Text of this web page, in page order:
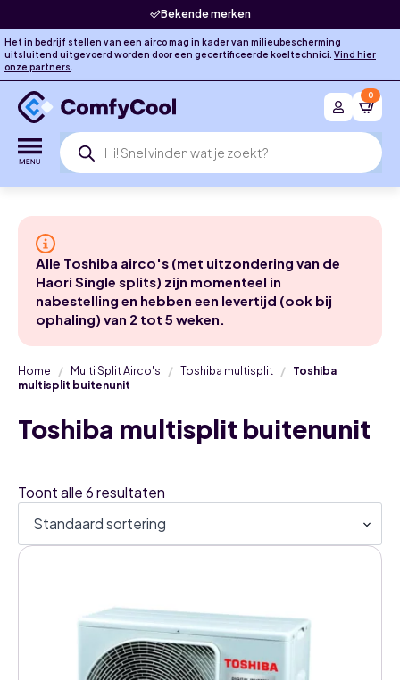
Bekende merken
Het in bedrijf stellen van een airco mag in kader van milieubescherming
uitsluitend uitgevoerd worden door een gecertificeerde koeltechnici. Vind hier
onze partners.
Producten
zoeken
0
Alle Toshiba airco's (met uitzondering van de
Haori Single splits) zijn momenteel in
nabestelling en hebben een levertijd (ook bij
ophaling) van 2 tot 5 weken.
Home Multi Split Airco's Toshiba multisplit
Toshiba
multisplit buitenunit
Toshiba multisplit buitenunit
Toont alle 6 resultaten